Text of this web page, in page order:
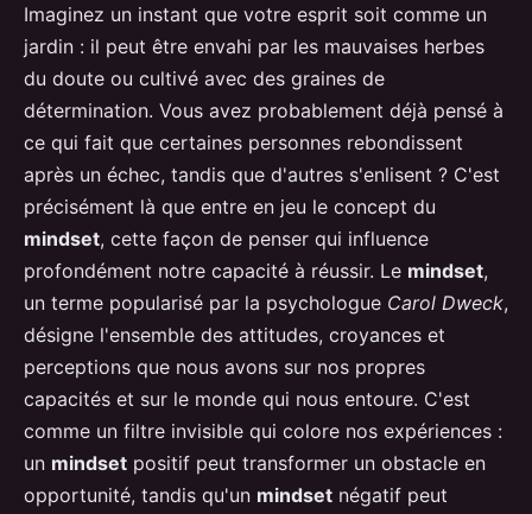
Imaginez un instant que votre esprit soit comme un
jardin : il peut être envahi par les mauvaises herbes
du doute ou cultivé avec des graines de
détermination. Vous avez probablement déjà pensé à
ce qui fait que certaines personnes rebondissent
après un échec, tandis que d'autres s'enlisent ? C'est
précisément là que entre en jeu le concept du
mindset, cette façon de penser qui influence
profondément notre capacité à réussir. Le mindset,
un terme popularisé par la psychologue Carol Dweck,
désigne l'ensemble des attitudes, croyances et
perceptions que nous avons sur nos propres
capacités et sur le monde qui nous entoure. C'est
comme un filtre invisible qui colore nos expériences :
un mindset positif peut transformer un obstacle en
opportunité, tandis qu'un mindset négatif peut